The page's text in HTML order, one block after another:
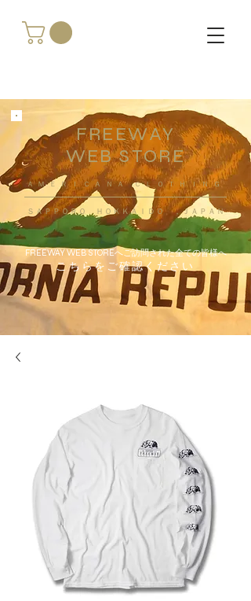
FREEWAY
WEB STORE
​ＡＭＥＲＩＣＡＮＡ ＣＬＯＴＨＩＮＧ
ＳＡＰＰＯＲＯ ＨＯＫＫＡＩＤＯ ，ＪＡＰＡＮ
FREEWAY WEB STOREへご訪問された全ての皆様へ
こちらをご確認ください